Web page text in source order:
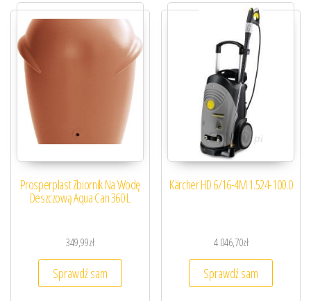
Prosperplast Zbiornik Na Wodę
Deszczową Aqua Can 360 L
349,99zł
Sprawdź sam
Kärcher HD 6/16-4M 1.524-100.0
4 046,70zł
Sprawdź sam